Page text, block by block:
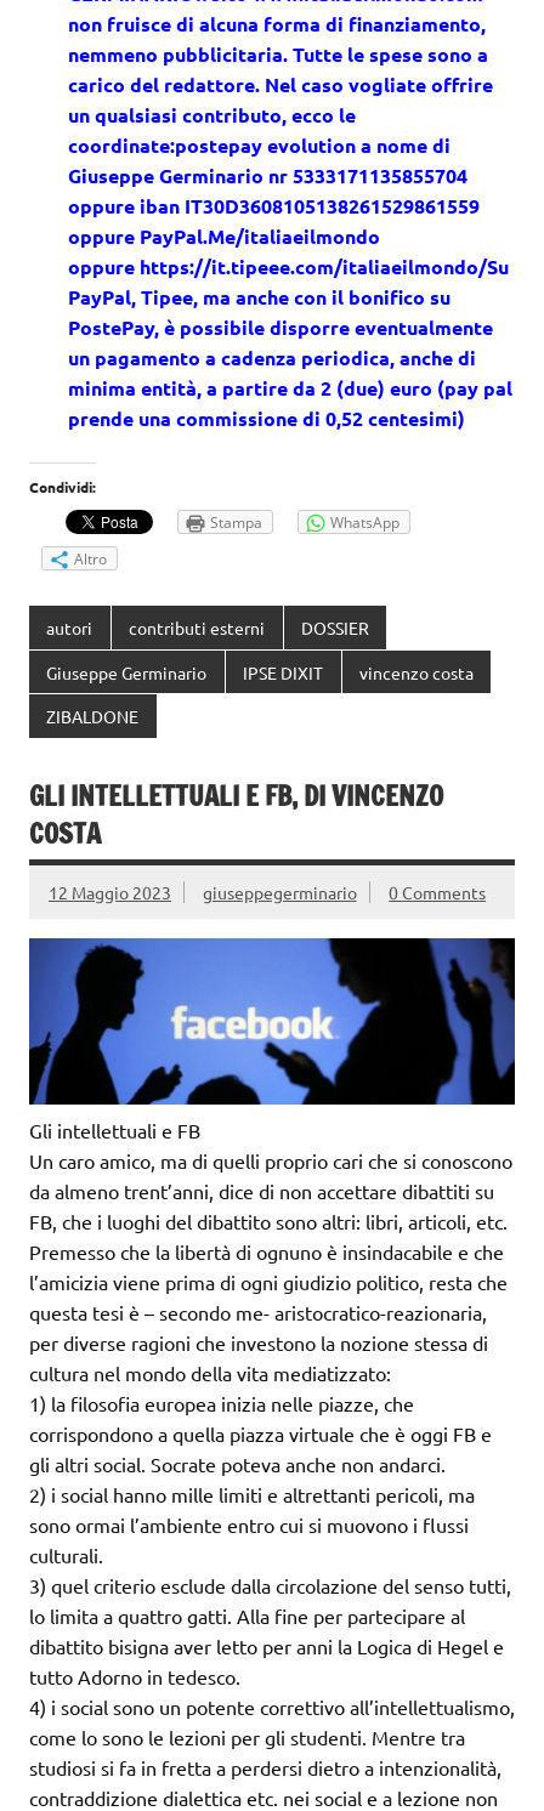
non fruisce di alcuna forma di finanziamento,
nemmeno pubblicitaria. Tutte le spese sono a
carico del redattore. Nel caso vogliate offrire
un qualsiasi contributo, ecco le
coordinate:postepay evolution a nome di
Giuseppe Germinario nr 5333171135855704
oppure iban IT30D3608105138261529861559
oppure PayPal.Me/italiaeilmondo
oppure https://it.tipeee.com/italiaeilmondo/Su
PayPal, Tipee, ma anche con il bonifico su
PostePay, è possibile disporre eventualmente
un pagamento a cadenza periodica, anche di
minima entità, a partire da 2 (due) euro (pay pal
prende una commissione di 0,52 centesimi)
Condividi:
Stampa
WhatsApp
Altro
autori contributi esterni DOSSIER
Giuseppe Germinario IPSE DIXIT vincenzo costa
ZIBALDONE
GLI INTELLETTUALI E FB, DI VINCENZO
COSTA
12 Maggio 2023 giuseppegerminario 0 Comments
Gli intellettuali e FB
Un caro amico, ma di quelli proprio cari che si conoscono
da almeno trent’anni, dice di non accettare dibattiti su
FB, che i luoghi del dibattito sono altri: libri, articoli, etc.
Premesso che la libertà di ognuno è insindacabile e che
l’amicizia viene prima di ogni giudizio politico, resta che
questa tesi è – secondo me- aristocratico-reazionaria,
per diverse ragioni che investono la nozione stessa di
cultura nel mondo della vita mediatizzato:
1) la filosofia europea inizia nelle piazze, che
corrispondono a quella piazza virtuale che è oggi FB e
gli altri social. Socrate poteva anche non andarci.
2) i social hanno mille limiti e altrettanti pericoli, ma
sono ormai l’ambiente entro cui si muovono i flussi
culturali.
3) quel criterio esclude dalla circolazione del senso tutti,
lo limita a quattro gatti. Alla fine per partecipare al
dibattito bisigna aver letto per anni la Logica di Hegel e
tutto Adorno in tedesco.
4) i social sono un potente correttivo all’intellettualismo,
come lo sono le lezioni per gli studenti. Mentre tra
studiosi si fa in fretta a perdersi dietro a intenzionalità,
contraddizione dialettica etc. nei social e a lezione non